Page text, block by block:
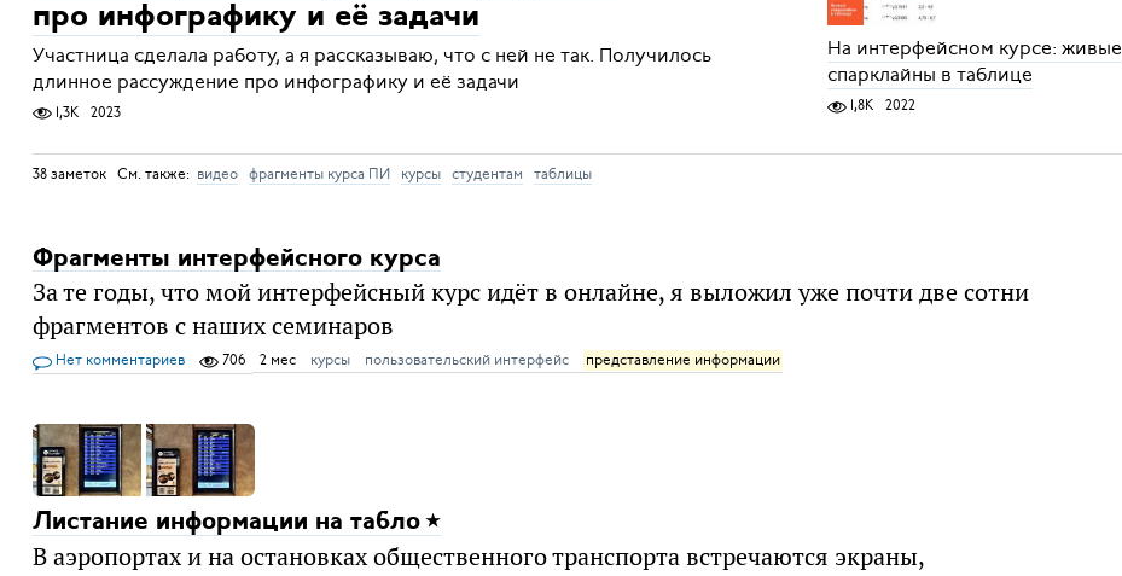
про инфографику и её задачи
Участница сделала работу, а я рассказываю, что с ней не так. Получилось
длинное рассуждение про инфографику и её задачи
1,3K 2023
На интерфейсном курсе: живые
спарклайны в таблице
1,8K 2022
38 заметок См. также: видео фрагменты курса ПИ курсы студентам таблицы
Фрагменты интерфейсного курса
За те годы, что мой интерфейсный курс идёт в онлайне, я выложил уже почти две сотни
фрагментов с наших семинаров
Нет комментариев 706 2 мес курсы пользовательский интерфейс представление информации
Листание информации на табло
В аэропортах и на остановках общественного транспорта встречаются экраны,